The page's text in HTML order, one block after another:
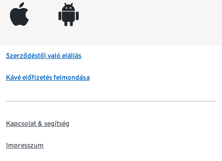
appleinc android
Szerződéstől való elállás
Kávé előfizetés felmondása
Kapcsolat & segítség
Impresszum